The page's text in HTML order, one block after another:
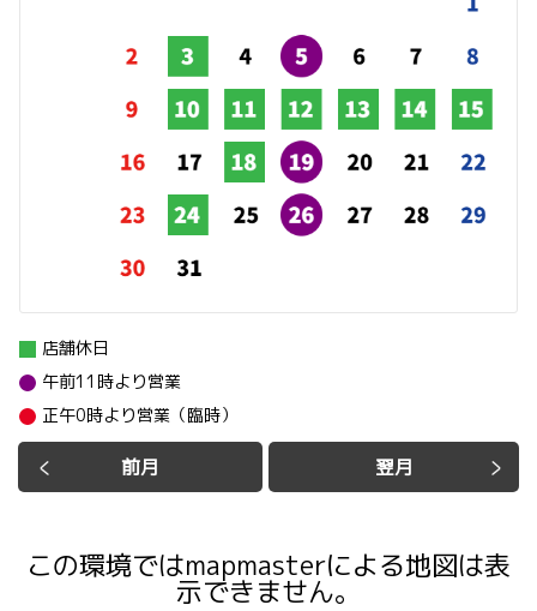
前月 翌月
店舗休日
午前11時より営業
正午0時より営業（臨時）
この環境ではmapmasterによる地図は表
示できません。